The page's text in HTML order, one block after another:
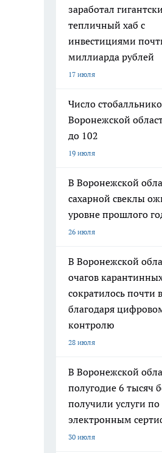
заработал
тепличный хаб с
инвестициями
миллиарда рублей
17 июля
Число
Воронежской
до 102
19 июля
В Воронежской
сахарной свеклы
уровне прошлого
26 июля
В Воронежской
очагов
сократилось почти
благодаря
контролю
28 июля
В Воронежской
полугодие 6 тысяч
получили услуги по
электронным
30 июля